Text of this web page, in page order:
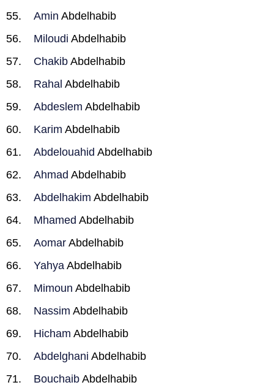
Amin Abdelhabib
Miloudi Abdelhabib
Chakib Abdelhabib
Rahal Abdelhabib
Abdeslem Abdelhabib
Karim Abdelhabib
Abdelouahid Abdelhabib
Ahmad Abdelhabib
Abdelhakim Abdelhabib
Mhamed Abdelhabib
Aomar Abdelhabib
Yahya Abdelhabib
Mimoun Abdelhabib
Nassim Abdelhabib
Hicham Abdelhabib
Abdelghani Abdelhabib
Bouchaib Abdelhabib